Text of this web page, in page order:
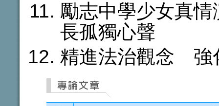
勵志中學少女真
長孤獨心聲
精進法治觀念 強